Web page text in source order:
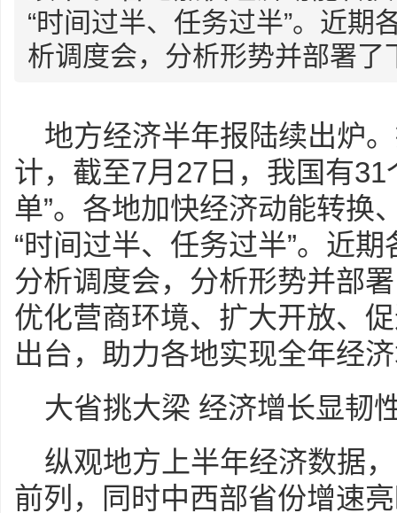
“时间过半、任务过半”。近期
析调度会，分析形势并部署了
地方经济半年报陆续出炉
计，截至7月27日，我国有
单”。各地加快经济动能转换
“时间过半、任务过半”。近
分析调度会，分析形势并部
优化营商环境、扩大开放、
出台，助力各地实现全年经
大省挑大梁 经济增长显韧
纵观地方上半年经济数据
前列，同时中西部省份增速